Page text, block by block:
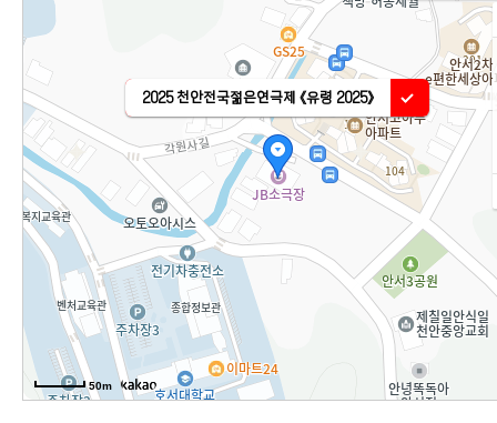
2025 천안전국젊은연극제 《유령 2025》
50m